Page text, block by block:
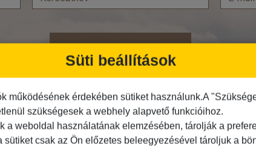
Feliratkozás
Busszal
Programtípus
1 napos utak
Süti beállítások
működésének érdekében sütiket használunk.A
szükségesek a webhely alapvető funkcióihoz.
a weboldal használatának elemzésében, tárolják a
sütiket csak az Ön előzetes beleegyezésével tároljuk a